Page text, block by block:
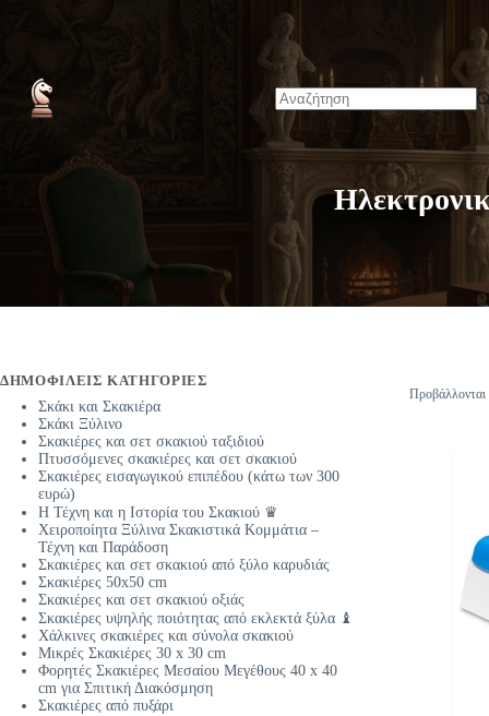
No
results
ΔΗΜΟΦΙΛΕΊΣ ΚΑΤΗΓΟΡΊΕΣ
Σκάκι και Σκακιέρα
Σκάκι Ξύλινο
Σκακιέρες και σετ σκακιού ταξιδιού
Πτυσσόμενες σκακιέρες και σετ σκακιού
Σκακιέρες εισαγωγικού επιπέδου (κάτω των 300
ευρώ)
Η Τέχνη και η Ιστορία του Σκακιού ♛
Χειροποίητα Ξύλινα Σκακιστικά Κομμάτια –
Τέχνη και Παράδοση
Σκακιέρες και σετ σκακιού από ξύλο καρυδιάς
Σκακιέρες 50x50 cm
Σκακιέρες και σετ σκακιού οξιάς
Σκακιέρες υψηλής ποιότητας από εκλεκτά ξύλα ♝
Χάλκινες σκακιέρες και σύνολα σκακιού
Μικρές Σκακιέρες 30 x 30 cm
Φορητές Σκακιέρες Μεσαίου Μεγέθους 40 x 40
cm για Σπιτική Διακόσμηση
Σκακιέρες από πυξάρι